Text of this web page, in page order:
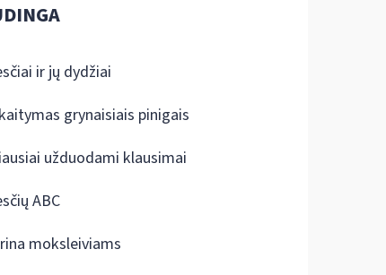
ir jų dydžiai
grynaisiais pinigais
užduodami klausimai
ABC
moksleiviams